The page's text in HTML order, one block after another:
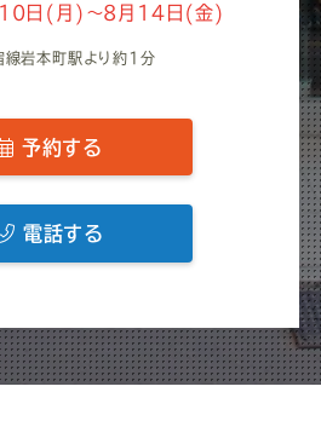
10日(月)～8月14日(金)
線岩本町駅より約1分
予約する
電話する